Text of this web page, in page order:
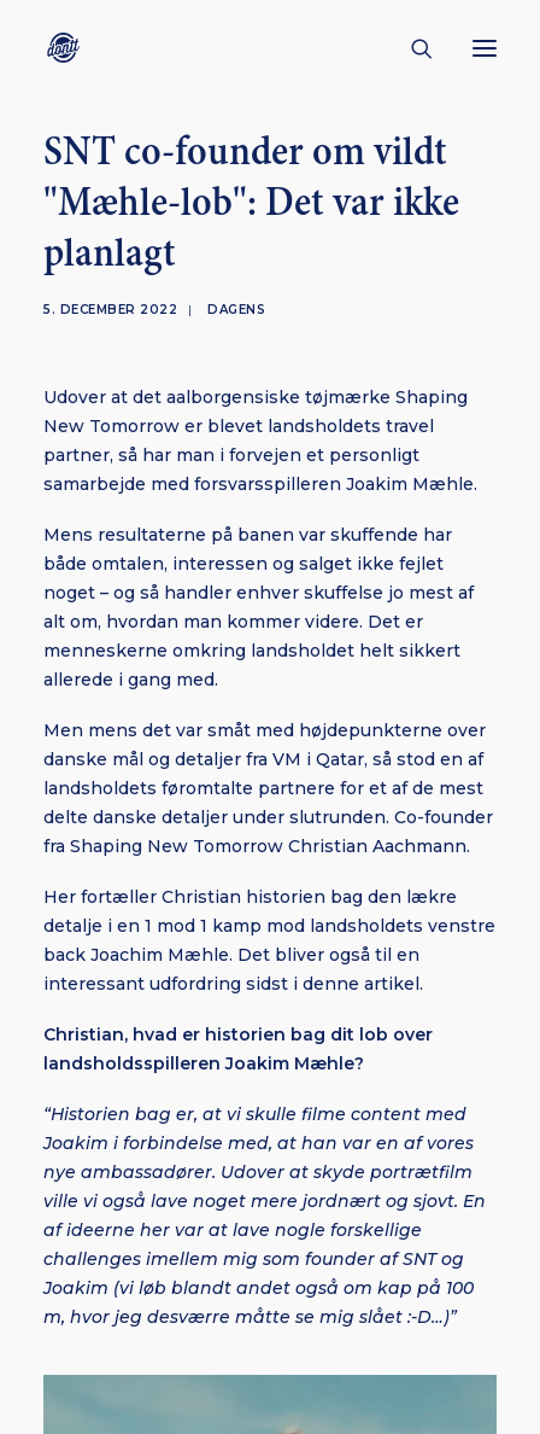
CONTACT
ABOUT
ENGLISH
BORNHOLM
SUBSCRIBE
SNT co-founder om vildt
"Mæhle-lob": Det var ikke
planlagt
5. DECEMBER 2022 | DAGENS
Udover at det aalborgensiske tøjmærke Shaping
New Tomorrow er blevet landsholdets travel
partner, så har man i forvejen et personligt
samarbejde med forsvarsspilleren Joakim Mæhle.
Mens resultaterne på banen var skuffende har
både omtalen, interessen og salget ikke fejlet
noget – og så handler enhver skuffelse jo mest af
alt om, hvordan man kommer videre. Det er
menneskerne omkring landsholdet helt sikkert
allerede i gang med.
Men mens det var småt med højdepunkterne over
danske mål og detaljer fra VM i Qatar, så stod en af
landsholdets føromtalte partnere for et af de mest
delte danske detaljer under slutrunden. Co-founder
fra Shaping New Tomorrow Christian Aachmann.
Her fortæller Christian historien bag den lækre
detalje i en 1 mod 1 kamp mod landsholdets venstre
back Joachim Mæhle. Det bliver også til en
interessant udfordring sidst i denne artikel.
Christian, hvad er historien bag dit lob over
landsholdsspilleren Joakim Mæhle?
“Historien bag er, at vi skulle filme content med
Joakim i forbindelse med, at han var en af vores
nye ambassadører. Udover at skyde portrætfilm
ville vi også lave noget mere jordnært og sjovt. En
af ideerne her var at lave nogle forskellige
challenges imellem mig som founder af SNT og
Joakim (vi løb blandt andet også om kap på 100
m, hvor jeg desværre måtte se mig slået :-D…)”